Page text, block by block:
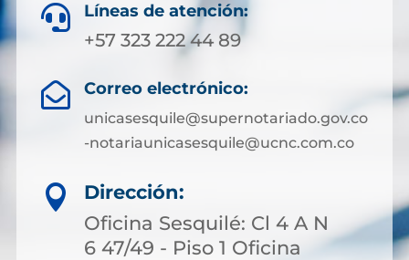
 Líneas de atención:
+57 323 222 44 89
 Correo electrónico:
unicasesquile@supernotariado.gov.co
-notariaunicasesquile@ucnc.com.co

Dirección:
Oficina Sesquilé: Cl 4 A N
6 47/49 - Piso 1 Oficina